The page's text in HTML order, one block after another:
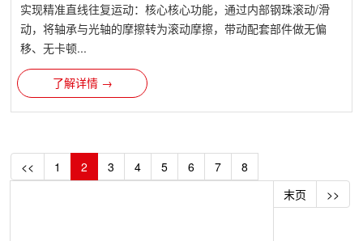
实现精准直线往复运动：核心核心功能，通过内部钢珠滚动/滑
动，将轴承与光轴的摩擦转为滚动摩擦，带动配套部件做无偏
移、无卡顿...
了解详情 →
<< 1 2 3 4 5 6 7
8
末页
>>